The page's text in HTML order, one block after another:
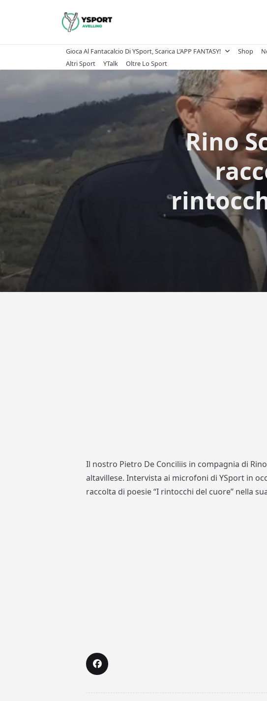
Gioca Al Fantacalcio Di YSport, Scarica L’APP FANTASY! Shop
Altri Sport
YTalk Oltre Lo Sport
Rino
Il nostro Pietro De Conciliis in compagnia di
altavillese. Intervista ai microfoni di YSport in
raccolta di poesie “I rintocchi del cuore” nella